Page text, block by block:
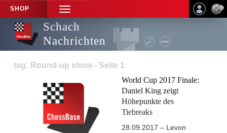
SHOP
TOGGLE
NAVIGATION
Schach
Nachrichten
tag: Round-up show - Seite 1
World Cup 2017 Finale:
Daniel King zeigt
Höhepunkte des
Tiebreaks
28.09.2017 – Levon